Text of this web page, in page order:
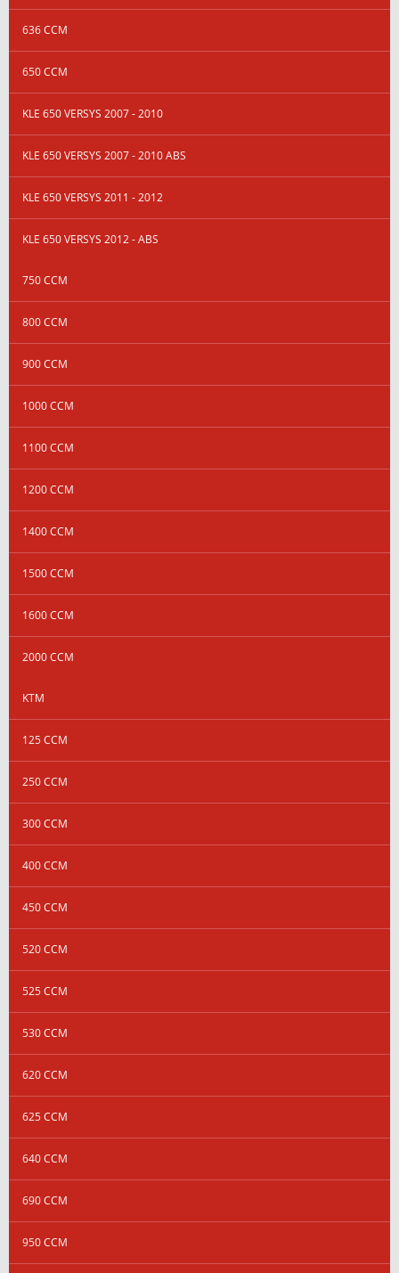
636 CCM
650 CCM
KLE 650 VERSYS 2007 - 2010
KLE 650 VERSYS 2007 - 2010 ABS
KLE 650 VERSYS 2011 - 2012
KLE 650 VERSYS 2012 - ABS
750 CCM
800 CCM
900 CCM
1000 CCM
1100 CCM
1200 CCM
1400 CCM
1500 CCM
1600 CCM
2000 CCM
KTM
125 CCM
250 CCM
300 CCM
400 CCM
450 CCM
520 CCM
525 CCM
530 CCM
620 CCM
625 CCM
640 CCM
690 CCM
950 CCM